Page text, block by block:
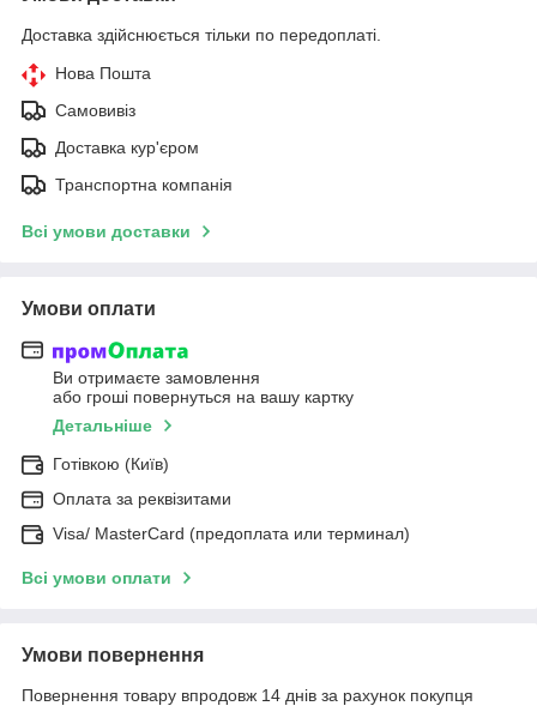
Доставка здійснюється тільки по передоплаті.
Нова Пошта
Самовивіз
Доставка кур'єром
Транспортна компанія
Всі умови доставки
Умови оплати
Ви отримаєте замовлення
або гроші повернуться на вашу картку
Детальніше
Готівкою (Київ)
Оплата за реквізитами
Visa/ MasterCard (предоплата или терминал)
Всі умови оплати
Умови повернення
Повернення товару впродовж 14 днів за рахунок покупця